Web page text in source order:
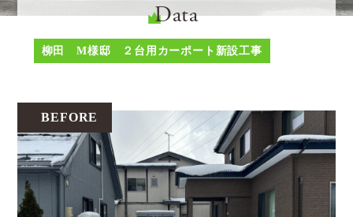
Data
柳田 M様邸 ２台用カーポート新設工事
BEFORE